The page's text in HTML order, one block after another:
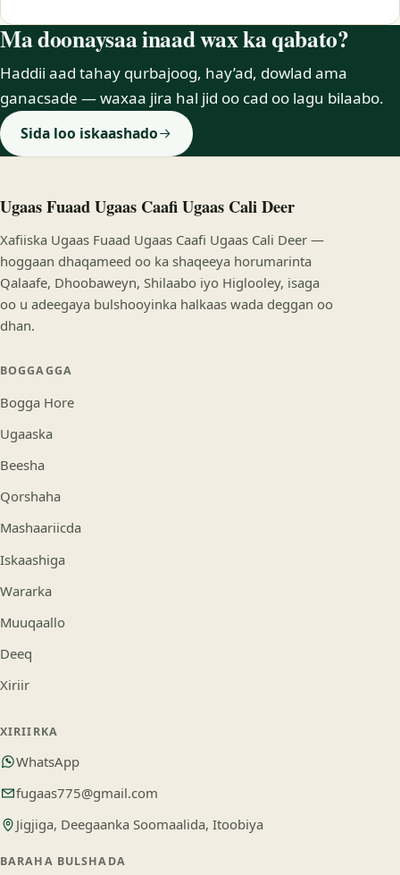
Ma doonaysaa inaad wax ka qabato?
Haddii aad tahay qurbajoog, hay’ad, dowlad ama
ganacsade — waxaa jira hal jid oo cad oo lagu bilaabo.
Sida loo iskaashado
Ugaas Fuaad Ugaas Caafi Ugaas Cali Deer
Xafiiska Ugaas Fuaad Ugaas Caafi Ugaas Cali Deer —
hoggaan dhaqameed oo ka shaqeeya horumarinta
Qalaafe, Dhoobaweyn, Shilaabo iyo Higlooley, isaga
oo u adeegaya bulshooyinka halkaas wada deggan oo
dhan.
BOGGAGGA
Bogga Hore
Ugaaska
Beesha
Qorshaha
Mashaariicda
Iskaashiga
Wararka
Muuqaallo
Deeq
Xiriir
XIRIIRKA
WhatsApp
fugaas775@gmail.com
Jigjiga, Deegaanka Soomaalida, Itoobiya
BARAHA BULSHADA